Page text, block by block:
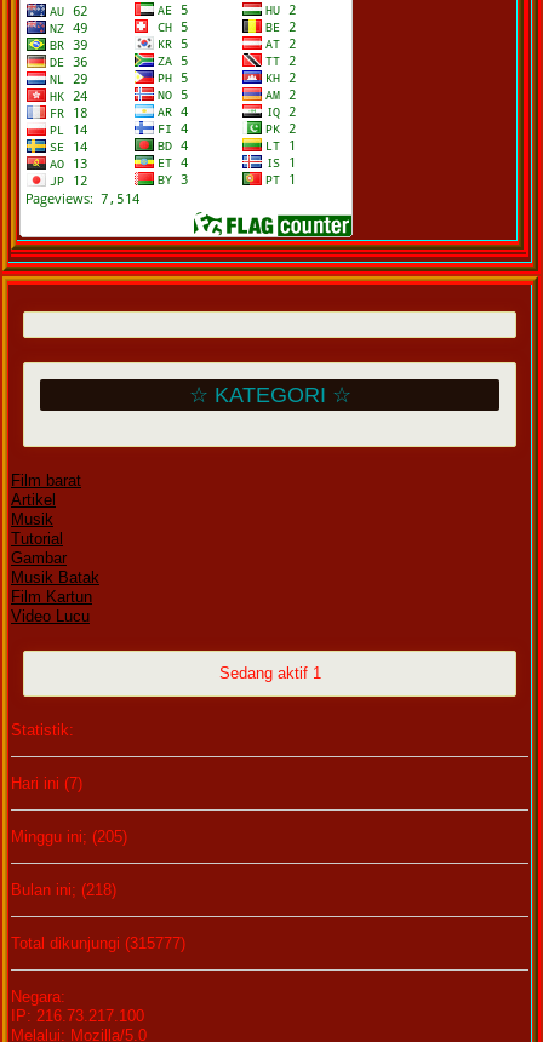
☆ KATEGORI ☆
Film barat
Artikel
Musik
Tutorial
Gambar
Musik Batak
Film Kartun
Video Lucu
Sedang aktif 1
Statistik:
Hari ini (7)
Minggu ini; (205)
Bulan ini; (218)
Total dikunjungi (315777)
Negara:
IP: 216.73.217.100
Melalui: Mozilla/5.0